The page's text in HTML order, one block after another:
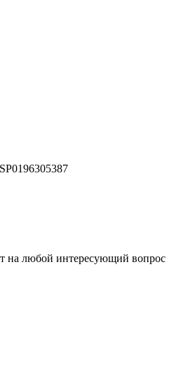
на любой интересующий вопрос